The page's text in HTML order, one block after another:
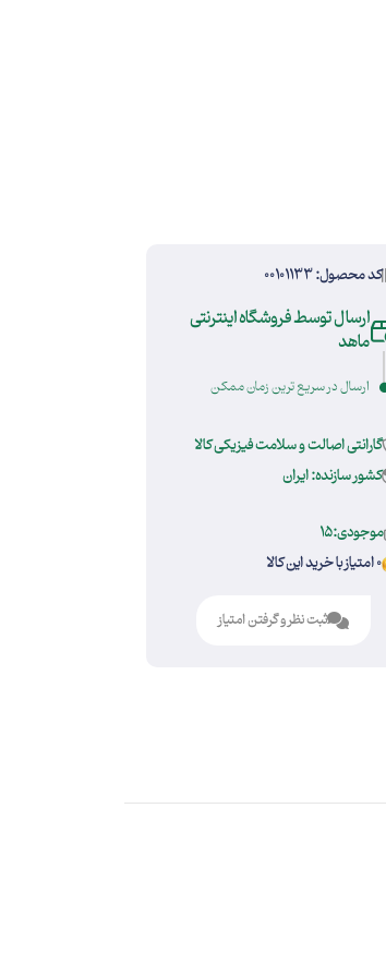
کد محصول: 00101133
ارسال توسط فروشگاه اینترنتی
ماهد
ارسال در سریع ترین زمان ممکن
گارانتی اصالت و سلامت فیزیکی کالا
کشور سازنده: ایران
موجودی:15
0 امتیاز با خرید این کالا
ثبت نظر و گرفتن امتیاز